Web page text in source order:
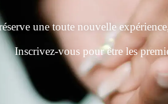
une toute nouvelle
Inscrivez-vous pour être les